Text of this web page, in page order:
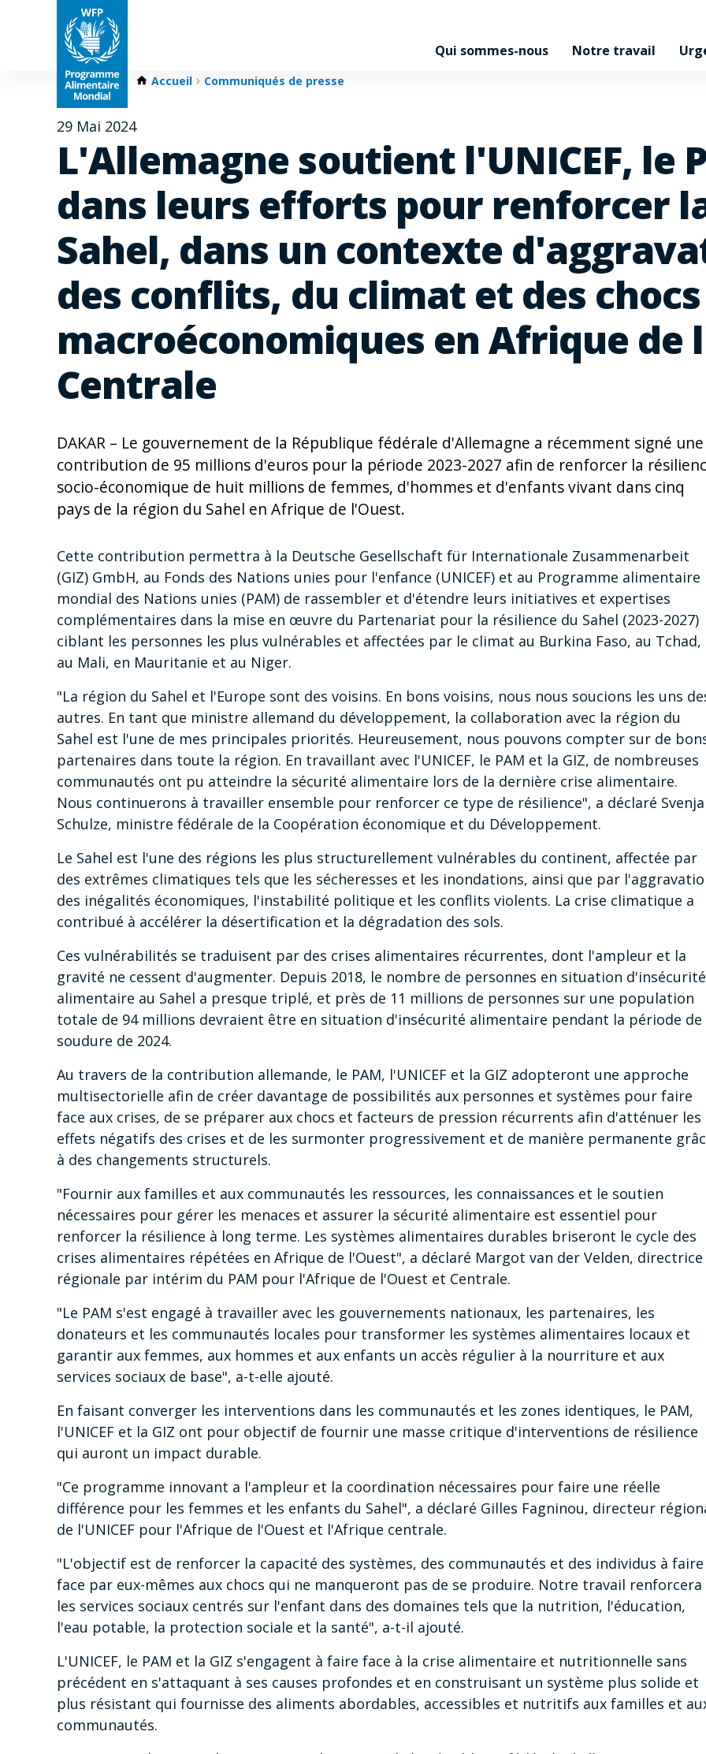
Qui sommes-nous Notre travail
Accueil Communiqués de presse
29 Mai 2024
L'Allemagne soutient l'UNICEF, le
dans leurs efforts pour renforcer
Sahel, dans un contexte
des conflits, du climat et des chocs
macroéconomiques en Afrique de
Centrale
DAKAR – Le gouvernement de la République fédérale d'Allemagne a récemment signé une
contribution de 95 millions d'euros pour la période 2023-2027 afin de renforcer la
socio-économique de huit millions de femmes, d'hommes et d'enfants vivant dans cinq
pays de la région du Sahel en Afrique de l'Ouest.
Cette contribution permettra à la Deutsche Gesellschaft für Internationale Zusammenarbeit
(GIZ) GmbH, au Fonds des Nations unies pour l'enfance (UNICEF) et au Programme alimentaire
mondial des Nations unies (PAM) de rassembler et d'étendre leurs initiatives et expertises
complémentaires dans la mise en œuvre du Partenariat pour la résilience du Sahel (2023-2027)
ciblant les personnes les plus vulnérables et affectées par le climat au Burkina Faso, au Tchad,
au Mali, en Mauritanie et au Niger.
"La région du Sahel et l'Europe sont des voisins. En bons voisins, nous nous soucions les uns
autres. En tant que ministre allemand du développement, la collaboration avec la région du
Sahel est l'une de mes principales priorités. Heureusement, nous pouvons compter sur de
partenaires dans toute la région. En travaillant avec l'UNICEF, le PAM et la GIZ, de nombreuses
communautés ont pu atteindre la sécurité alimentaire lors de la dernière crise alimentaire.
Nous continuerons à travailler ensemble pour renforcer ce type de résilience", a déclaré Svenja
Schulze, ministre fédérale de la Coopération économique et du Développement.
Le Sahel est l'une des régions les plus structurellement vulnérables du continent, affectée par
des extrêmes climatiques tels que les sécheresses et les inondations, ainsi que par
des inégalités économiques, l'instabilité politique et les conflits violents. La crise climatique a
contribué à accélérer la désertification et la dégradation des sols.
Ces vulnérabilités se traduisent par des crises alimentaires récurrentes, dont l'ampleur et la
gravité ne cessent d'augmenter. Depuis 2018, le nombre de personnes en situation d'insécurité
alimentaire au Sahel a presque triplé, et près de 11 millions de personnes sur une population
totale de 94 millions devraient être en situation d'insécurité alimentaire pendant la période de
soudure de 2024.
Au travers de la contribution allemande, le PAM, l'UNICEF et la GIZ adopteront une approche
multisectorielle afin de créer davantage de possibilités aux personnes et systèmes pour faire
face aux crises, de se préparer aux chocs et facteurs de pression récurrents afin d'atténuer les
effets négatifs des crises et de les surmonter progressivement et de manière permanente
à des changements structurels.
"Fournir aux familles et aux communautés les ressources, les connaissances et le soutien
nécessaires pour gérer les menaces et assurer la sécurité alimentaire est essentiel pour
renforcer la résilience à long terme. Les systèmes alimentaires durables briseront le cycle des
crises alimentaires répétées en Afrique de l'Ouest", a déclaré Margot van der Velden, directrice
régionale par intérim du PAM pour l'Afrique de l'Ouest et Centrale.
"Le PAM s'est engagé à travailler avec les gouvernements nationaux, les partenaires, les
donateurs et les communautés locales pour transformer les systèmes alimentaires locaux et
garantir aux femmes, aux hommes et aux enfants un accès régulier à la nourriture et aux
services sociaux de base", a-t-elle ajouté.
En faisant converger les interventions dans les communautés et les zones identiques, le PAM,
l'UNICEF et la GIZ ont pour objectif de fournir une masse critique d'interventions de résilience
qui auront un impact durable.
"Ce programme innovant a l'ampleur et la coordination nécessaires pour faire une réelle
différence pour les femmes et les enfants du Sahel", a déclaré Gilles Fagninou, directeur
de l'UNICEF pour l'Afrique de l'Ouest et l'Afrique centrale.
"L'objectif est de renforcer la capacité des systèmes, des communautés et des individus à faire
face par eux-mêmes aux chocs qui ne manqueront pas de se produire. Notre travail renforcera
les services sociaux centrés sur l'enfant dans des domaines tels que la nutrition, l'éducation,
l'eau potable, la protection sociale et la santé", a-t-il ajouté.
L'UNICEF, le PAM et la GIZ s'engagent à faire face à la crise alimentaire et nutritionnelle sans
précédent en s'attaquant à ses causes profondes et en construisant un système plus solide et
plus résistant qui fournisse des aliments abordables, accessibles et nutritifs aux familles et
communautés.